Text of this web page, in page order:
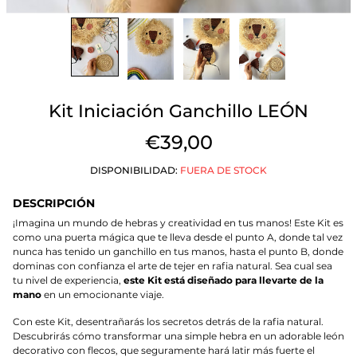
Kit Iniciación Ganchillo LEÓN
€39,00
DISPONIBILIDAD: FUERA DE STOCK
DESCRIPCIÓN
¡Imagina un mundo de hebras y creatividad en tus manos! Este Kit es
como una puerta mágica que te lleva desde el punto A, donde tal vez
nunca has tenido un ganchillo en tus manos, hasta el punto B, donde
dominas con confianza el arte de tejer en rafia natural. Sea cual sea
tu nivel de experiencia, este Kit está diseñado para llevarte de la
mano en un emocionante viaje.
Con este Kit, desentrañarás los secretos detrás de la rafia natural.
Descubrirás cómo transformar una simple hebra en un adorable león
decorativo con flecos, que seguramente hará latir más fuerte el